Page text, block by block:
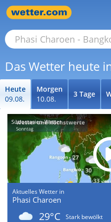
Das Wetter heute
Heute
09.08.
Morgen
10.08.
3 Tage
Südostasien-Wetter
Aktuelles Wetter in
Phasi Charoen
29°C
Stark bewölkt